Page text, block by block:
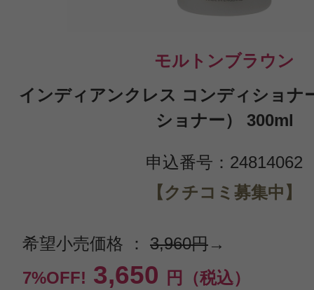
モルトンブラウン
インディアンクレス コンディショナ
ショナー） 300ml
申込番号：24814062
【クチコミ募集中】
希望小売価格 ： 3,960円→
7%OFF! 3,650 円（税込）